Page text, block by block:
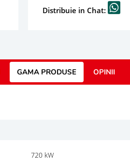
Distribuie in Chat:
GAMA PRODUSE OPINII
720 kW